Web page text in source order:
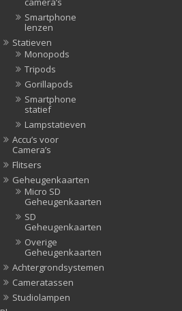
Smartphone
lenzen
Statieven
Monopods
Tripods
Gorillapods
Smartphone
statief
Lampstatieven
Accu’s voor
Camera’s
Flitsers
Geheugenkaarten
Micro SD
Geheugenkaarten
SD
Geheugenkaarten
Overige
Geheugenkaarten
Achtergrondsystemen
Cameratassen
Studiolampen